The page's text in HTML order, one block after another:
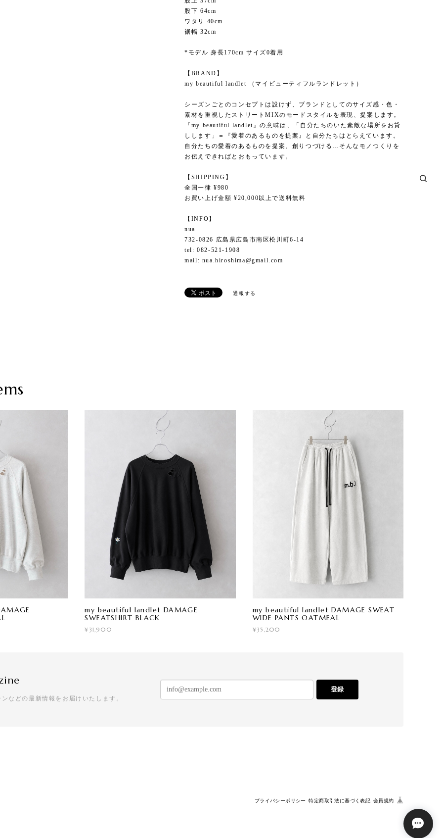
股下 64cm
ワタリ 40cm
裾幅 32cm
*モデル 身長170cm サイズ0着用
【BRAND】
my beautiful landlet （マイビューティフルランドレット）
シーズンごとのコンセプトは設けず、ブランドとしてのサイズ感・色・
素材を重視したストリートMIXのモードスタイルを表現、提案します。
『my beautiful landlet』の意味は、「自分たちのいた素敵な場所をお貸
しします」＝『愛着のあるものを提案』と自分たちはとらえています。
自分たちの愛着のあるものを提案、創りつづける…そんなモノつくりを
お伝えできればとおもっています。
【SHIPPING】
全国一律 ¥980
お買い上げ金額 ¥20,000以上で送料無料
【INFO】
nua
732-0826 広島県広島市南区松川町6-14
tel: 082-521-1908
mail: nua.hiroshima@gmail.com
通報する
my beautiful landlet DAMAGE
SWEATSHIRT BLACK
¥31,900
my beautiful landlet DAMAGE SWEAT
WIDE PANTS OATMEAL
¥35,200
などの最新情報をお届けいたします。
登録
プライバシーポリシー 特定商取引法に基づく表記 会員規約